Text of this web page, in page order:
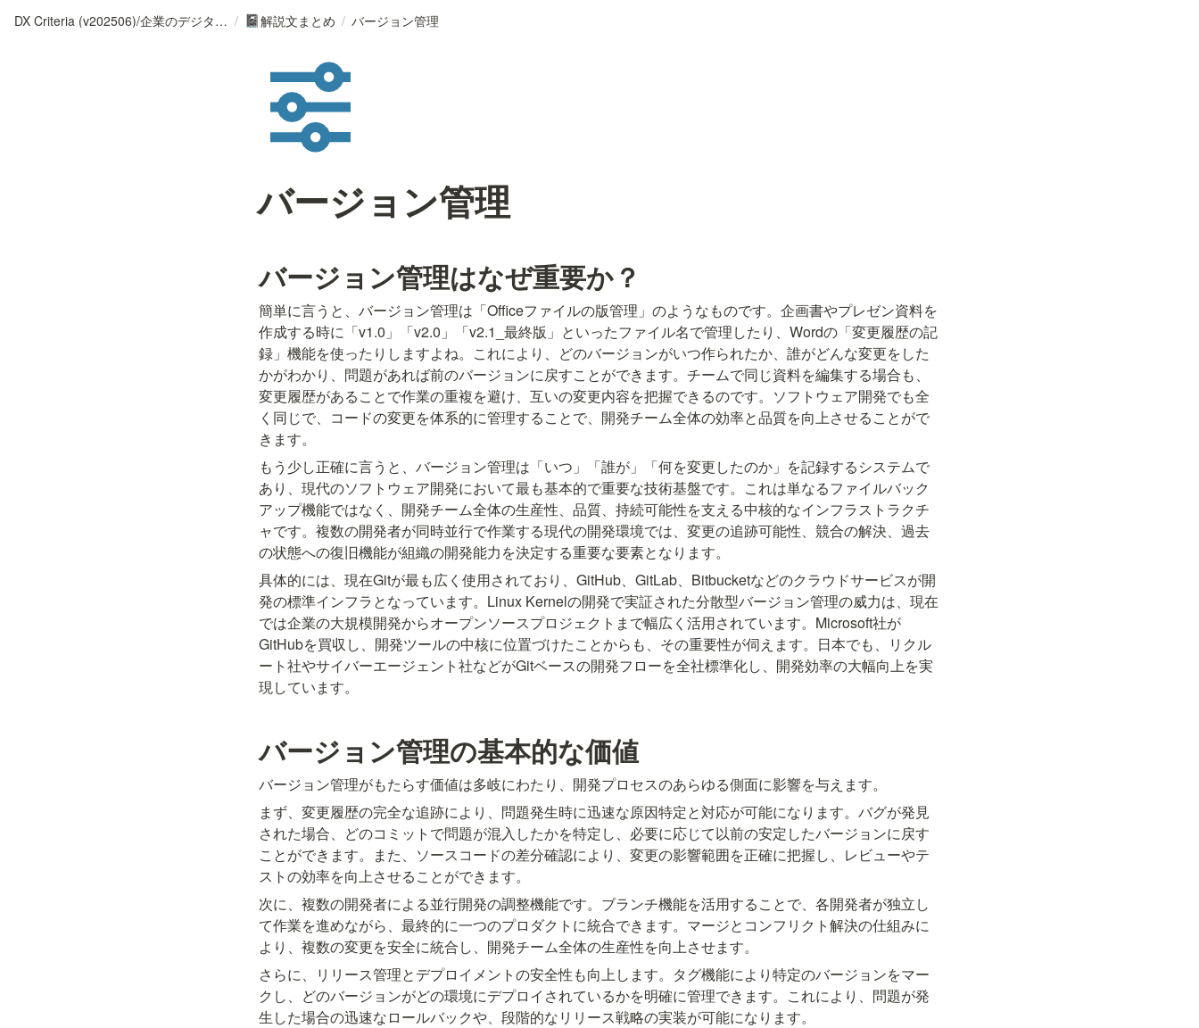
DX Criteria (v202506)/企業のデジタル化とソフトウェア活用のためのガイドライン / 📓解説文まとめ / バージョン管理
バージョン管理
バージョン管理はなぜ重要か？
簡単に言うと、バージョン管理は「Officeファイルの版管理」のようなものです。企画書やプレゼン資料を
作成する時に「v1.0」「v2.0」「v2.1_最終版」といったファイル名で管理したり、Wordの「変更履歴の記
録」機能を使ったりしますよね。これにより、どのバージョンがいつ作られたか、誰がどんな変更をした
かがわかり、問題があれば前のバージョンに戻すことができます。チームで同じ資料を編集する場合も、
変更履歴があることで作業の重複を避け、互いの変更内容を把握できるのです。ソフトウェア開発でも全
く同じで、コードの変更を体系的に管理することで、開発チーム全体の効率と品質を向上させることがで
きます。
もう少し正確に言うと、バージョン管理は「いつ」「誰が」「何を変更したのか」を記録するシステムで
あり、現代のソフトウェア開発において最も基本的で重要な技術基盤です。これは単なるファイルバック
アップ機能ではなく、開発チーム全体の生産性、品質、持続可能性を支える中核的なインフラストラクチ
ャです。複数の開発者が同時並行で作業する現代の開発環境では、変更の追跡可能性、競合の解決、過去
の状態への復旧機能が組織の開発能力を決定する重要な要素となります。
具体的には、現在Gitが最も広く使用されており、GitHub、GitLab、Bitbucketなどのクラウドサービスが開
発の標準インフラとなっています。Linux Kernelの開発で実証された分散型バージョン管理の威力は、現在
では企業の大規模開発からオープンソースプロジェクトまで幅広く活用されています。Microsoft社が
GitHubを買収し、開発ツールの中核に位置づけたことからも、その重要性が伺えます。日本でも、リクル
ート社やサイバーエージェント社などがGitベースの開発フローを全社標準化し、開発効率の大幅向上を実
現しています。
バージョン管理の基本的な価値
バージョン管理がもたらす価値は多岐にわたり、開発プロセスのあらゆる側面に影響を与えます。
まず、変更履歴の完全な追跡により、問題発生時に迅速な原因特定と対応が可能になります。バグが発見
された場合、どのコミットで問題が混入したかを特定し、必要に応じて以前の安定したバージョンに戻す
ことができます。また、ソースコードの差分確認により、変更の影響範囲を正確に把握し、レビューやテ
ストの効率を向上させることができます。
次に、複数の開発者による並行開発の調整機能です。ブランチ機能を活用することで、各開発者が独立し
て作業を進めながら、最終的に一つのプロダクトに統合できます。マージとコンフリクト解決の仕組みに
より、複数の変更を安全に統合し、開発チーム全体の生産性を向上させます。
さらに、リリース管理とデプロイメントの安全性も向上します。タグ機能により特定のバージョンをマー
クし、どのバージョンがどの環境にデプロイされているかを明確に管理できます。これにより、問題が発
生した場合の迅速なロールバックや、段階的なリリース戦略の実装が可能になります。